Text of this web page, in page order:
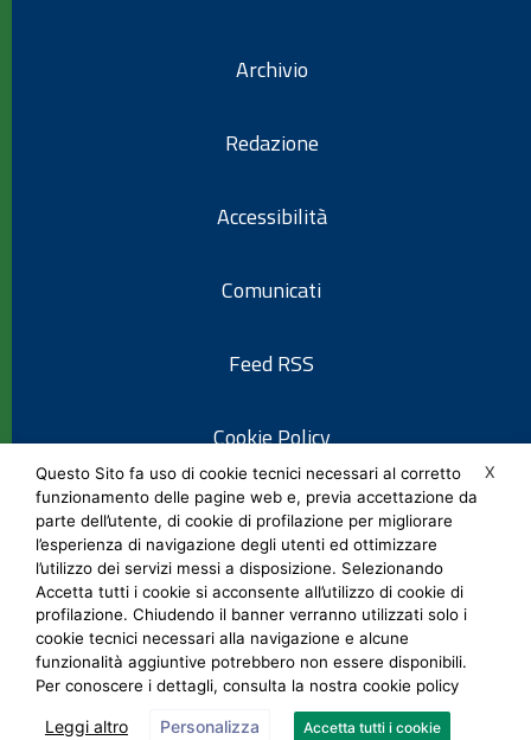
Archivio
Redazione
Accessibilità
Comunicati
Feed RSS
Cookie Policy
Informativa privacy
Note legali
Social Media Policy
X
Questo Sito fa uso di cookie tecnici necessari al corretto
funzionamento delle pagine web e, previa accettazione da
parte dell’utente, di cookie di profilazione per migliorare
l’esperienza di navigazione degli utenti ed ottimizzare
l’utilizzo dei servizi messi a disposizione. Selezionando
Accetta tutti i cookie si acconsente all’utilizzo di cookie di
profilazione. Chiudendo il banner verranno utilizzati solo i
cookie tecnici necessari alla navigazione e alcune
funzionalità aggiuntive potrebbero non essere disponibili.
Per conoscere i dettagli, consulta la nostra cookie policy
Leggi altro Personalizza Accetta tutti i cookie